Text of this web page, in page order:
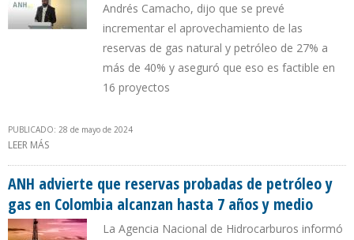
Andrés Camacho, dijo que se prevé
incrementar el aprovechamiento de las
reservas de gas natural y petróleo de 27% a
más de 40% y aseguró que eso es factible en
16 proyectos
PUBLICADO: 28 de mayo de 2024
LEER MÁS
ANH advierte que reservas probadas de petróleo y
gas en Colombia alcanzan hasta 7 años y medio
La Agencia Nacional de Hidrocarburos informó